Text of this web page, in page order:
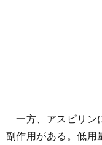
一方、アスピリン
副作用がある。低用